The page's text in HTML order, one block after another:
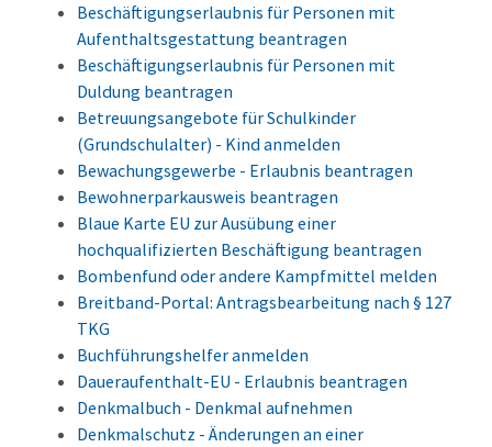
Beschäftigungserlaubnis für Personen mit
Aufenthaltsgestattung beantragen
Beschäftigungserlaubnis für Personen mit
Duldung beantragen
Betreuungsangebote für Schulkinder
(Grundschulalter) - Kind anmelden
Bewachungsgewerbe - Erlaubnis beantragen
Bewohnerparkausweis beantragen
Blaue Karte EU zur Ausübung einer
hochqualifizierten Beschäftigung beantragen
Bombenfund oder andere Kampfmittel melden
Breitband-Portal: Antragsbearbeitung nach § 127
TKG
Buchführungshelfer anmelden
Daueraufenthalt-EU - Erlaubnis beantragen
Denkmalbuch - Denkmal aufnehmen
Denkmalschutz - Änderungen an einer